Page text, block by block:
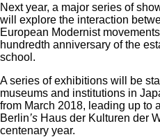
Next year, a major series of
will explore the interaction
European Modernist
hundredth anniversary of the
school.
A series of exhibitions will be
museums and institutions in
from March 2018, leading up to
Berlin’s Haus der Kulturen der
centenary year.